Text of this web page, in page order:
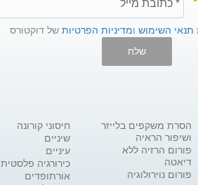
תנאי השימוש ומדיניות הפרטיות של דוקטורס
שלח
הסרת משקפים בלייזר
ושיפור הראיה
פורום הרזיה ללא
דיאטה
פורום נוירולוגיה
חיסוני קורונה
שיניים
עיניים
כירורגיה פלסטית
אורתופדים